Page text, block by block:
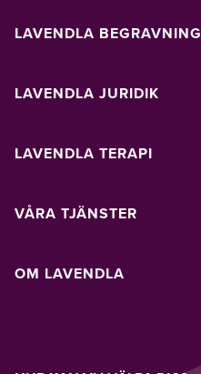
LAVENDLA BEGRAVNING
LAVENDLA JURIDIK
LAVENDLA TERAPI
VÅRA TJÄNSTER
OM LAVENDLA